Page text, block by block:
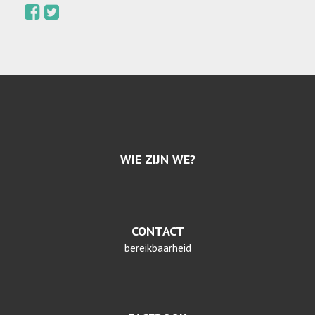
WIE ZIJN WE?
CONTACT
bereikbaarheid